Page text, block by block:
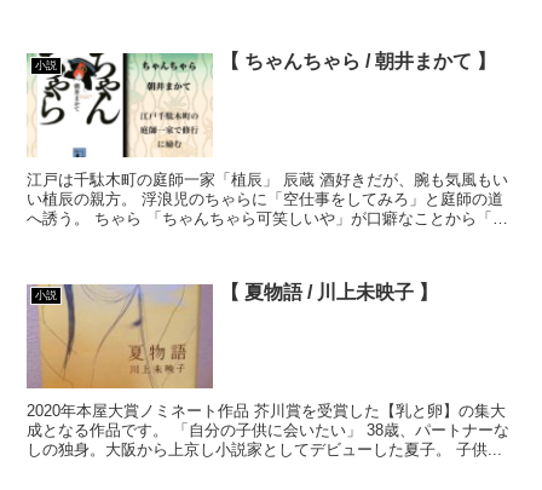
小説 【 ちゃんちゃら / 朝井まかて 】
江戸は千駄木町の庭師一家「植辰」 辰蔵 酒好きだが、腕も気風もい
い植辰の親方。 浮浪児のちゃらに「空仕事をしてみろ」と庭師の道
へ誘う。 ちゃら 「ちゃんちゃら可笑しいや」が口癖なことから「ち
小説 【 夏物語 / 川上未映子 】
2020年本屋大賞ノミネート作品 芥川賞を受賞した【乳と卵】の集大
成となる作品です。 「自分の子供に会いたい」 38歳、パートナーな
しの独身。大阪から上京し小説家としてデビューした夏子。 子供...